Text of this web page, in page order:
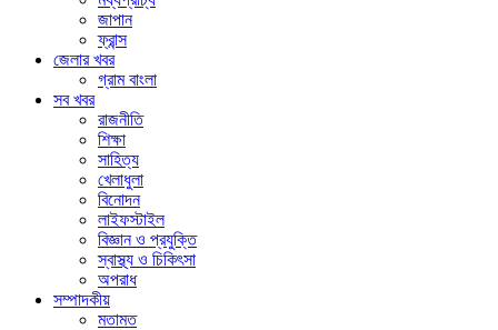
জাপান
ফ্রান্স
জেলার খবর
গ্রাম বাংলা
সব খবর
রাজনীতি
শিক্ষা
সাহিত্য
খেলাধুলা
বিনোদন
লাইফস্টাইল
বিজ্ঞান ও প্রযুক্তি
স্বাস্থ্য ও চিকিৎসা
অপরাধ
সম্পাদকীয়
মতামত